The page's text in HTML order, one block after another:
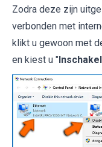
Zodra deze zijn
verbonden met
klikt u gewoon met
en kiest u "